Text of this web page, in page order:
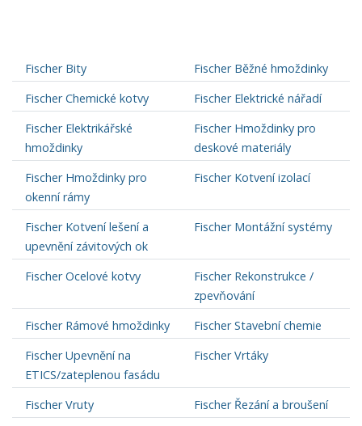
Fischer Bity
Fischer Běžné hmoždinky
Fischer Chemické kotvy
Fischer Elektrické nářadí
Fischer Elektrikářské
hmoždinky
Fischer Hmoždinky pro
deskové materiály
Fischer Hmoždinky pro
okenní rámy
Fischer Kotvení izolací
Fischer Kotvení lešení a
upevnění závitových ok
Fischer Montážní systémy
Fischer Ocelové kotvy
Fischer Rekonstrukce /
zpevňování
Fischer Rámové hmoždinky
Fischer Stavební chemie
Fischer Upevnění na
ETICS/zateplenou fasádu
Fischer Vrtáky
Fischer Vruty
Fischer Řezání a broušení